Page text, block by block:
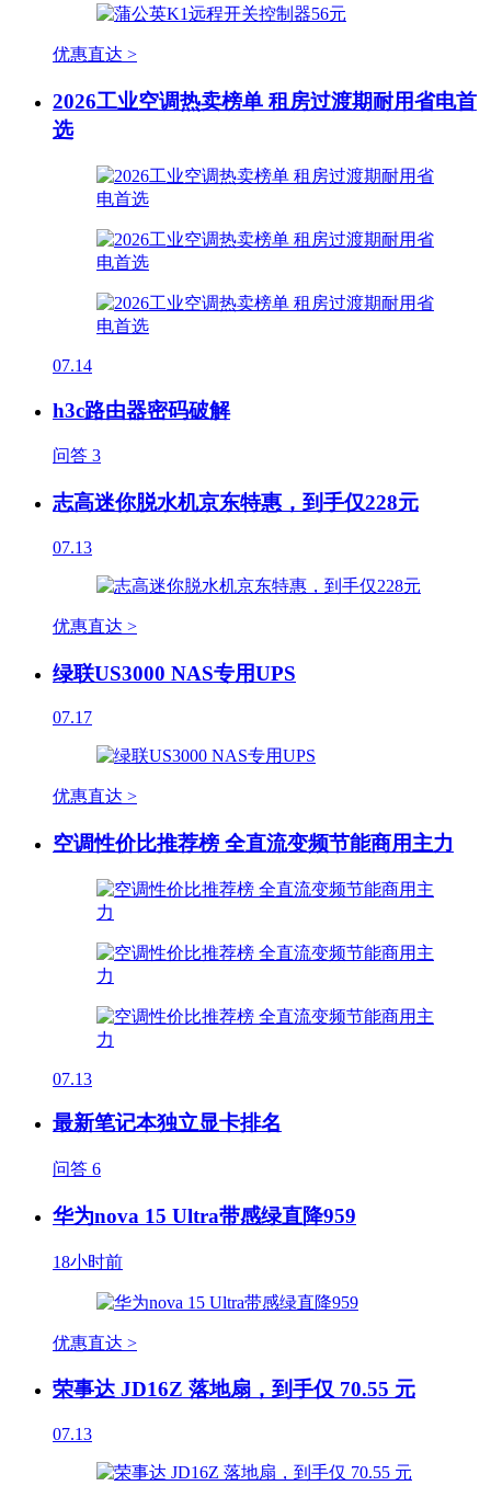
优惠直达 >
2026工业空调热卖榜单 租房过渡期耐用省电首
选
07.14
h3c路由器密码破解
问答 3
志高迷你脱水机京东特惠，到手仅228元
07.13
优惠直达 >
绿联US3000 NAS专用UPS
07.17
优惠直达 >
空调性价比推荐榜 全直流变频节能商用主力
07.13
最新笔记本独立显卡排名
问答 6
华为nova 15 Ultra带感绿直降959
18小时前
优惠直达 >
荣事达 JD16Z 落地扇，到手仅 70.55 元
07.13